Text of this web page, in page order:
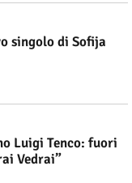
singolo di Sofija
Luigi Tenco: fuori
Vedrai”